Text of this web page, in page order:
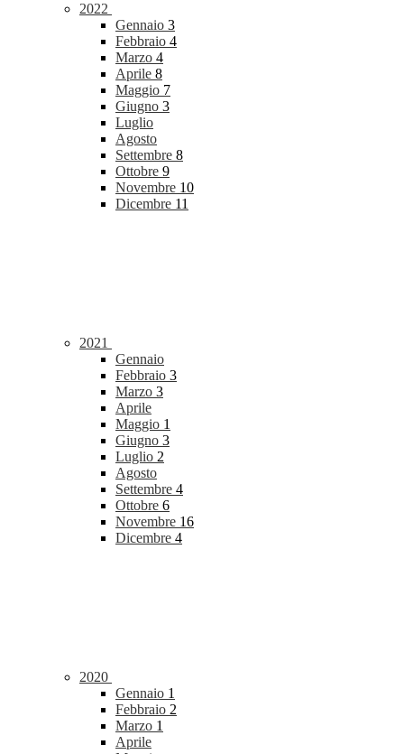
2022
Gennaio 3
Febbraio 4
Marzo 4
Aprile 8
Maggio 7
Giugno 3
Luglio
Agosto
Settembre 8
Ottobre 9
Novembre 10
Dicembre 11
2021
Gennaio
Febbraio 3
Marzo 3
Aprile
Maggio 1
Giugno 3
Luglio 2
Agosto
Settembre 4
Ottobre 6
Novembre 16
Dicembre 4
2020
Gennaio 1
Febbraio 2
Marzo 1
Aprile